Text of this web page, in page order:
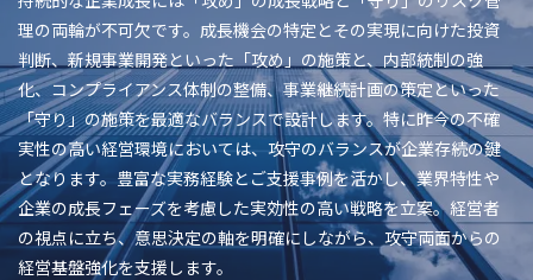
理の両輪が不可欠です。成長機会の特定とその実現に向けた投資
判断、新規事業開発といった「攻め」の施策と、内部統制の強
化、コンプライアンス体制の整備、事業継続計画の策定といった
「守り」の施策を最適なバランスで設計します。特に昨今の不確
実性の高い経営環境においては、攻守のバランスが企業存続の鍵
となります。豊富な実務経験とご支援事例を活かし、業界特性や
企業の成長フェーズを考慮した実効性の高い戦略を立案。経営者
の視点に立ち、意思決定の軸を明確にしながら、攻守両面からの
経営基盤強化を支援します。